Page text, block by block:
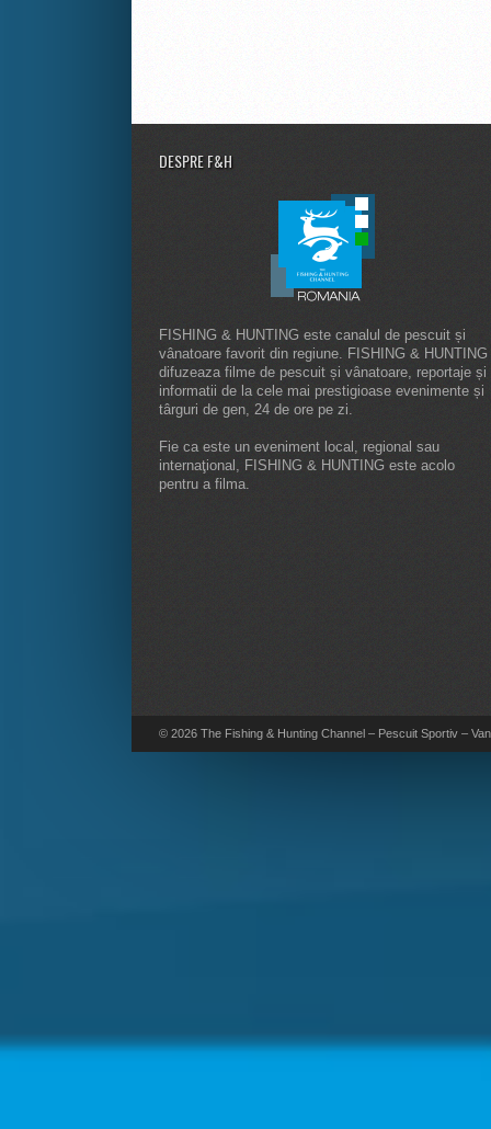
DESPRE F&H
FISHING & HUNTING este canalul de pescuit și
vânatoare favorit din regiune. FISHING & HUNTING
difuzeaza filme de pescuit și vânatoare, reportaje și
informatii de la cele mai prestigioase evenimente și
târguri de gen, 24 de ore pe zi.
Fie ca este un eveniment local, regional sau
internaţional, FISHING & HUNTING este acolo
pentru a filma.
© 2026 The Fishing & Hunting Channel – Pescuit Sportiv –